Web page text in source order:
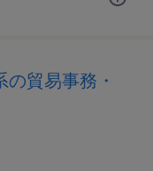
貿易事務・